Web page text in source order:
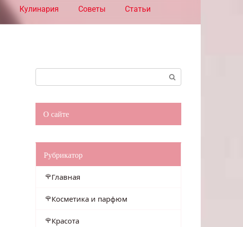
Кулинария Советы Статьи
О сайте
Рубрикатор
Главная
Косметика и парфюм
Красота